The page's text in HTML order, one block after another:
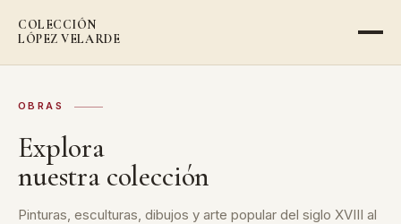
COLECCIÓN
LÓPEZ VELARDE
OBRAS
Explora
nuestra colección
Pinturas, esculturas, dibujos y arte popular del siglo XVIII al